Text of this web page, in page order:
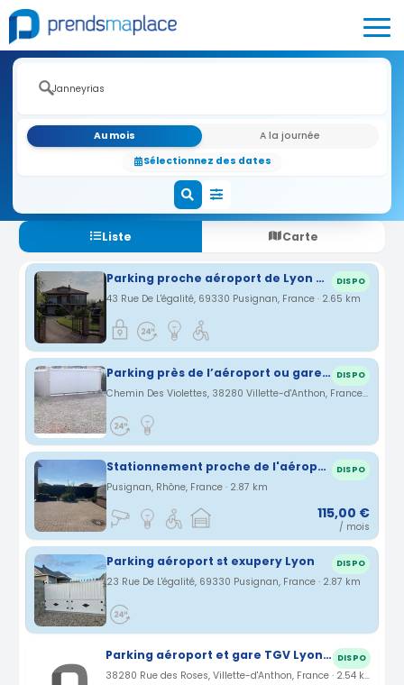
Au mois
A la journée
Sélectionnez des dates
Liste Carte
Parking proche aéroport de Lyon Saint Exupery DISPO
43 Rue De L'égalité, 69330 Pusignan, France · 2.65 km
Parking près de l’aéroport ou gare Lyon Saint Exupery DISPO
Chemin Des Violettes, 38280 Villette-d'Anthon, France · 2.84 km
Stationnement proche de l'aéroport et la gare de Saint Exupéry DISPO
Pusignan, Rhône, France · 2.87 km
115,00 €
/ mois
Parking aéroport st exupery Lyon DISPO
23 Rue De L'égalité, 69330 Pusignan, France · 2.87 km
Parking aéroport et gare TGV Lyon Saint Exupery à Villette d'Anthon (38) DISPO
38280 Rue des Roses, Villette-d'Anthon, France · 2.54 km